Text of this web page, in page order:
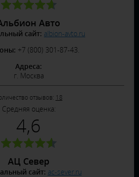
Авто
сайт: albion-avto.ru
+7 (800) 301-87-43.
Адреса:
г. Москва
отзывов: 18
Средняя оценка:
4,6
АЦ Север
сайт: ac-sever.ru